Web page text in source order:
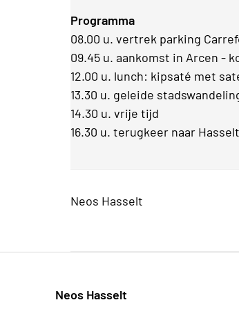
Programma
08.00 u. vertrek parking
09.45 u. aankomst in Arcen -
12.00 u. lunch: kipsaté met
13.30 u. geleide
14.30 u. vrije tijd
16.30 u. terugkeer naar Hasselt
Neos Hasselt
Neos Hasselt